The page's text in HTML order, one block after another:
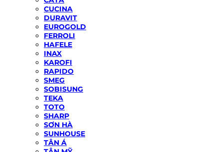
CUCINA
DURAVIT
EUROGOLD
FERROLI
HAFELE
INAX
KAROFI
RAPIDO
SMEG
SOBISUNG
TEKA
TOTO
SHARP
SƠN HÀ
SUNHOUSE
TÂN Á